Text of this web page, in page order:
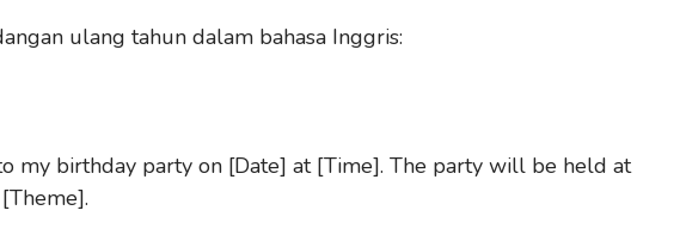
ulang tahun dalam bahasa Inggris:
my birthday party on [Date] at [Time]. The party will be held at